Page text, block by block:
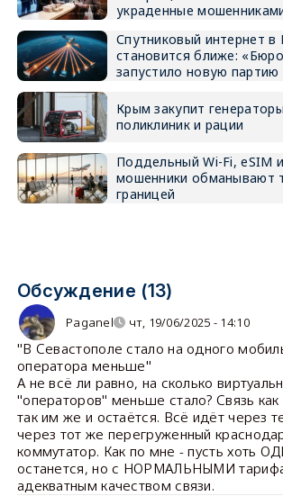
украденные
Спутниковый интернет в
становится ближе:
запустило новую партию
Крым закупит
поликлиник и рации
Поддельный Wi-Fi, eSIM
мошенники обманывают
границей
Обсуждение (13)
Paganel чт, 19/06/2025 - 14:10
"В Севастополе стало на одного
оператора меньше"
А не всё ли равно, на сколько
"операторов" меньше стало? Связь
так им же и остаётся. Всё идёт через
через тот же перегруженный
коммутатор. Как по мне - пусть хоть
останется, но с НОРМАЛЬНЫМИ
адекватным качеством связи.